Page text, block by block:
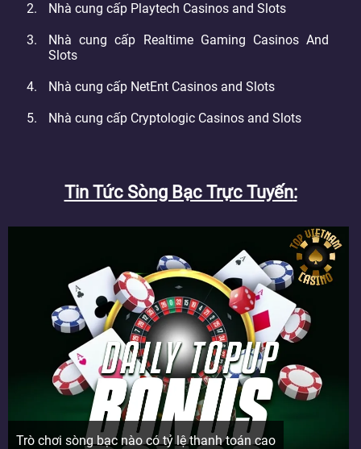
Nhà cung cấp Playtech Casinos and Slots
Nhà cung cấp Realtime Gaming Casinos And
Slots
Nhà cung cấp NetEnt Casinos and Slots
Nhà cung cấp Cryptologic Casinos and Slots
Tin Tức Sòng Bạc Trực Tuyến
Trò chơi sòng bạc nào có tỷ lệ thanh toán cao